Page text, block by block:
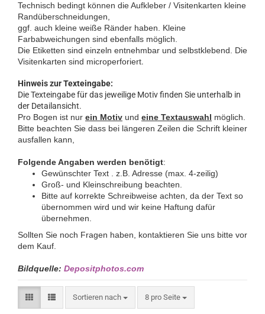
Technisch bedingt können die Aufkleber / Visitenkarten kleine
Randüberschneidungen,
ggf. auch kleine weiße Ränder haben. Kleine
Farbabweichungen sind ebenfalls möglich.
Die Etiketten sind einzeln entnehmbar und selbstklebend. Die
Visitenkarten sind microperforiert.
Hinweis zur Texteingabe:
Die Texteingabe für das jeweilige Motiv finden Sie unterhalb in
der Detailansicht.
Pro Bogen ist nur ein Motiv und eine Textauswahl möglich.
Bitte beachten Sie dass bei längeren Zeilen die Schrift kleiner
ausfallen kann,
Folgende Angaben werden benötigt:
Gewünschter Text . z.B. Adresse (max. 4-zeilig)
Groß- und Kleinschreibung beachten.
Bitte auf korrekte Schreibweise achten, da der Text so
übernommen wird und wir keine Haftung dafür
übernehmen.
Sollten Sie noch Fragen haben, kontaktieren Sie uns bitte vor
dem Kauf.
Bildquelle: Depositphotos.com
Sortieren nach 8 pro Seite